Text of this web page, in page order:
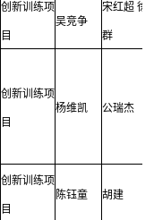
创新训练项
目
吴竞争
宋红超 徐
群
创新训练项
目
杨维凯 公瑞杰
创新训练项
目
陈钰童 胡建